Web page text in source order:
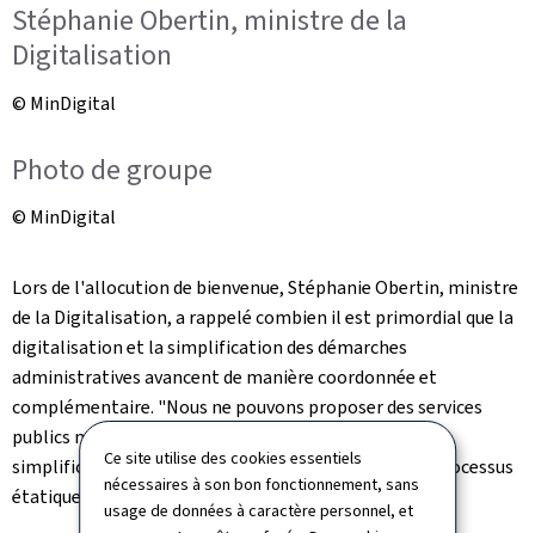
Ce site utilise des cookies essentiels
nécessaires à son bon fonctionnement, sans
usage de données à caractère personnel, et
Stéphanie Obertin, ministre de la
Digitalisation
© MinDigital
Photo de groupe
© MinDigital
Lors de l'allocution de bienvenue, Stéphanie Obertin, ministre
de la Digitalisation, a rappelé combien il est primordial que la
digitalisation et la simplification des démarches
administratives avancent de manière coordonnée et
complémentaire. "Nous ne pouvons proposer des services
publics modernes et efficaces aux citoyens que si nous
simplifions et adaptons nos services, démarches et processus
étatiques!".